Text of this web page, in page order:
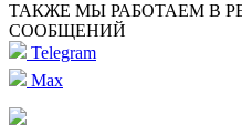
ТАКЖЕ МЫ РАБОТАЕМ В
СООБЩЕНИЙ
Telegram
Max